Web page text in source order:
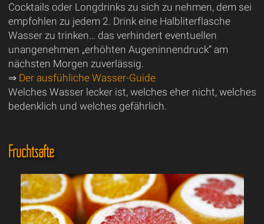
Cocktails oder Longdrinks zu sich zu nehmen, dem sei
empfohlen zu jedem 2. Drink eine Halbliterflasche
Wasser zu trinken… das verhindert eventuellen
unangenehmen „erhöhten Augeninnendruck“ am
nächsten Morgen zuverlässig.
⇒ Der ausfühliche Wasser-Guide
Welches Wasser lecker ist, welches eher nicht, welches
bedenklich und welches gefährlich.
Fruchtsäfte